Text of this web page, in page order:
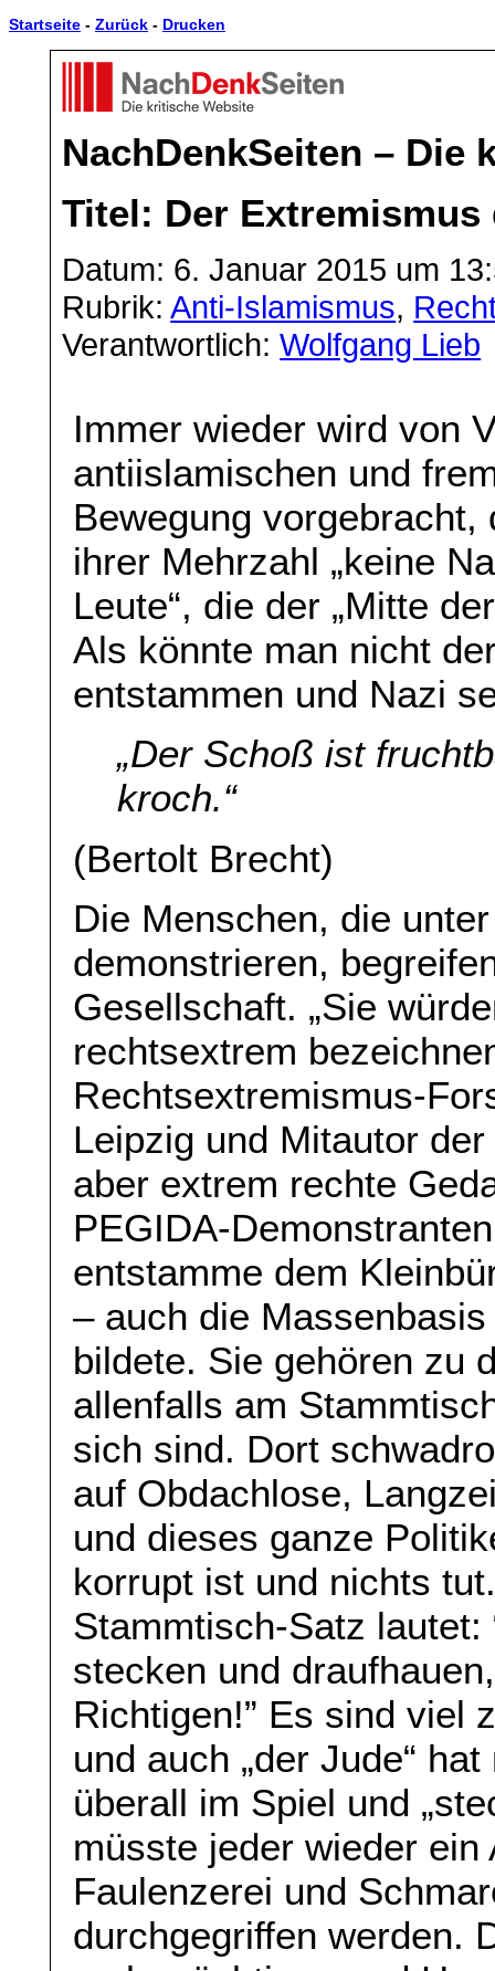
Startseite - Zurück - Drucken
NachDenkSeiten – Die
Titel: Der Extremismus
Datum: 6. Januar 2015 um
Rubrik:Anti-Islamismus,
Verantwortlich:Wolfgang Lieb
Immer wieder wird von
antiislamischen und
Bewegung
ihrer Mehrzahl „keine
Leute“, die der „Mitte
Als könnte man nicht
entstammen und Nazi
„Der Schoß ist
kroch.“
(Bertolt Brecht)
Die Menschen, die
demonstrieren,
Gesellschaft. „Sie
rechtsextrem
Rechtsextremismus-
Leipzig und Mitautor der
aber extrem rechte
PEGIDA-
entstamme dem
– auch die
bildete. Sie gehören zu
allenfalls am
sich sind. Dort
auf Obdachlose,
und dieses ganze
korrupt ist und nichts
Stammtisch-Satz
stecken und
Richtigen!” Es sind viel
und auch „der Jude“
überall im Spiel und
müsste jeder wieder
Faulenzerei und
durchgegriffen werden.